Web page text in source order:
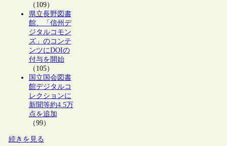
（109）
県立長野図書
館、「信州デ
ジタルコモン
ズ」のコンテ
ンツにDOIの
付与を開始
（105）
国立国会図書
館デジタルコ
レクションに
新聞等約4.5万
点を追加
（99）
続きを見る